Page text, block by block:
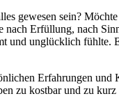
gewesen sein?
Erfüllung, nach
unglücklich
Erfahrungen
zu kostbar und zu